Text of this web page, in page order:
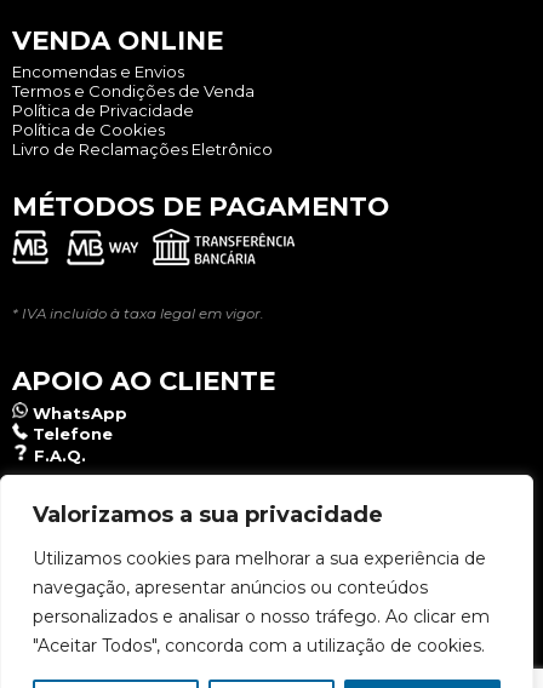
Valorizamos a sua privacidade
Utilizamos cookies para melhorar a sua experiência de
navegação, apresentar anúncios ou conteúdos
personalizados e analisar o nosso tráfego. Ao clicar em
"Aceitar Todos", concorda com a utilização de cookies.
VENDA ONLINE
Encomendas e Envios
Termos e Condições de Venda
Política de Privacidade
Política de Cookies
Livro de Reclamações Eletrônico
MÉTODOS DE PAGAMENTO
* IVA incluído à taxa legal em vigor.
APOIO AO CLIENTE
WhatsApp
Telefone
F.A.Q.
NEWSLETTER